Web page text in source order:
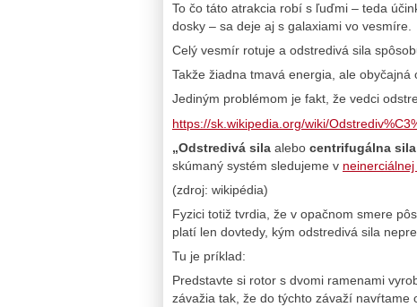
To čo táto atrakcia robí s ľuďmi – teda
dosky – sa deje aj s galaxiami vo vesmíre.
Celý vesmír rotuje a odstredivá sila
Takže žiadna tmavá energia, ale
Jediným problémom je fakt, že vedci
https://sk.wikipedia.org/wiki/
„Odstredivá sila alebo centrifugálna sila
skúmaný systém sledujeme v
(zdroj: wikipédia)
Fyzici totiž tvrdia, že v opačnom smere
platí len dovtedy, kým odstredivá sila
Tu je príklad:
Predstavte si rotor s dvomi ramenami
závažia tak, že do týchto závaží